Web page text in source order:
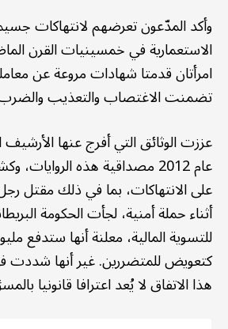
وأكد المدّعون تعرضهم لانتهاكات
الاستعمارية في خمسينيات القرن
امرأتان قدمتا شهادات مروعة عن
تضمنت الاغتصاب والتعذيب والضرب
عززت الوثائق التي أفرج عنها الأرشيف
عام 2012 مصداقية هذه
على الانتهاكات، بما في ذلك مقتل
أثناء حملة أمنية، لجأت الحكومة
للتسوية المالية، معلنة أنها ستدفع
كتعويض للمتضررين. غير أنها
هذا الاتفاق لا يُعد اعترافا قانونيا